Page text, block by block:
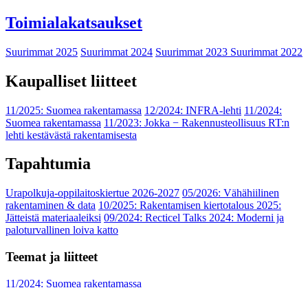
Toimialakatsaukset
Suurimmat 2025 Suurimmat 2024 Suurimmat 2023 Suurimmat 2022
Kaupalliset liitteet
11/2025: Suomea rakentamassa 12/2024: INFRA-lehti 11/2024:
Suomea rakentamassa 11/2023: Jokka − Rakennusteollisuus RT:n
lehti kestävästä rakentamisesta
Tapahtumia
Urapolkuja-oppilaitoskiertue 2026-2027 05/2026: Vähähiilinen
rakentaminen & data 10/2025: Rakentamisen kiertotalous 2025:
Jätteistä materiaaleiksi 09/2024: Recticel Talks 2024: Moderni ja
paloturvallinen loiva katto
Teemat ja liitteet
11/2024: Suomea rakentamassa